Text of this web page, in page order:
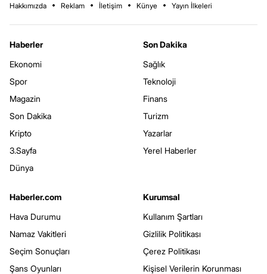
Hakkımızda Reklam İletişim Künye Yayın İlkeleri
Haberler
Ekonomi
Spor
Magazin
Son Dakika
Kripto
3.Sayfa
Dünya
Son Dakika
Sağlık
Teknoloji
Finans
Turizm
Yazarlar
Yerel Haberler
Haberler.com
Hava Durumu
Namaz Vakitleri
Seçim Sonuçları
Şans Oyunları
Kurumsal
Kullanım Şartları
Gizlilik Politikası
Çerez Politikası
Kişisel Verilerin Korunması